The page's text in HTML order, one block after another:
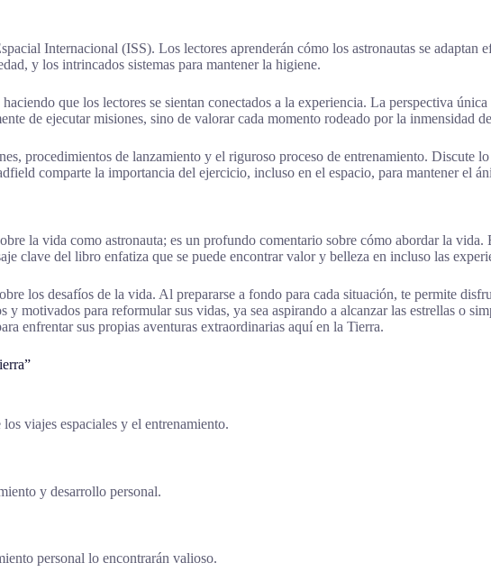
Internacional (ISS). Los lectores aprenderán cómo los astronautas se adaptan
y los intrincados sistemas para mantener la higiene.
que los lectores se sientan conectados a la experiencia. La perspectiva
de ejecutar misiones, sino de valorar cada momento rodeado por la inmensidad
procedimientos de lanzamiento y el riguroso proceso de entrenamiento. Discute lo
comparte la importancia del ejercicio, incluso en el espacio, para mantener el
la vida como astronauta; es un profundo comentario sobre cómo abordar la
clave del libro enfatiza que se puede encontrar valor y belleza en incluso las
los desafíos de la vida. Al prepararse a fondo para cada situación, te permite
motivados para reformular sus vidas, ya sea aspirando a alcanzar las estrellas o
enfrentar sus propias aventuras extraordinarias aquí en la Tierra.
viajes espaciales y el entrenamiento.
y desarrollo personal.
personal lo encontrarán valioso.